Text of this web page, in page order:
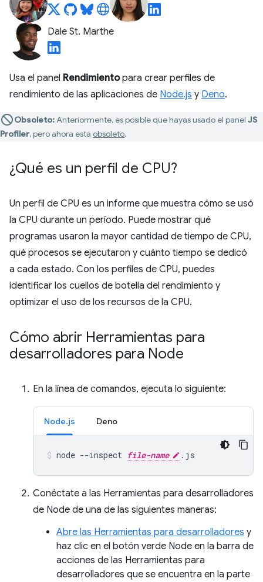
Dale St. Marthe
Usa el panel Rendimientopara crear perfiles de
rendimiento de las aplicaciones de Node.js y Deno.
Obsoleto:Anteriormente, es posible que hayas usado el panel JS
Profiler, pero ahora está obsoleto.
¿Qué es un perfil de CPU?
Un perfil de CPU es un informe que muestra cómo se usó
la CPU durante un período. Puede mostrar qué
programas usaron la mayor cantidad de tiempo de CPU,
qué procesos se ejecutaron y cuánto tiempo se dedicó
a cada estado. Con los perfiles de CPU, puedes
identificar los cuellos de botella del rendimiento y
optimizar el uso de los recursos de la CPU.
Cómo abrir Herramientas para
desarrolladores para Node
En la línea de comandos, ejecuta lo siguiente:
Node.js Deno
node --inspect file-name .js
Conéctate a las Herramientas para desarrolladores
de Node de una de las siguientes maneras:
Abre las Herramientas para desarrolladores y
haz clic en el botón verde Node en la barra de
acciones de las Herramientas para
desarrolladores que se encuentra en la parte